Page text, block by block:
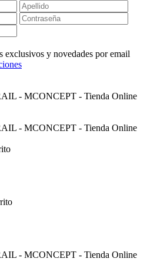
exclusivos y novedades por email